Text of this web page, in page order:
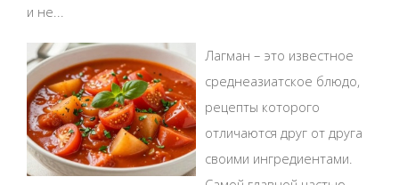
и не...
Лагман – это известное
среднеазиатское блюдо,
рецепты которого
отличаются друг от друга
своими ингредиентами.